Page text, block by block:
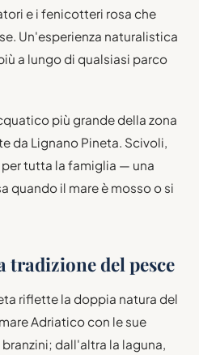
e i fenicotteri rosa che
Un'esperienza naturalistica
a lungo di qualsiasi parco
più grande della zona
da Lignano Pineta. Scivoli,
tutta la famiglia — una
quando il mare è mosso o si
tradizione del pesce
riflette la doppia natura del
Adriatico con le sue
dall'altra la laguna,